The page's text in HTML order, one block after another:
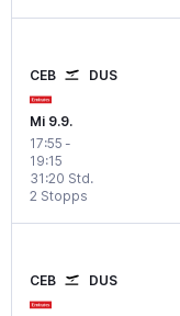
CEB DUS
Mi 9.9.
17:55 -
19:15
2 Stopps
31:20 Std.
CEB DUS